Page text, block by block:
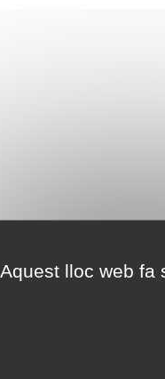
Aquest lloc web fa